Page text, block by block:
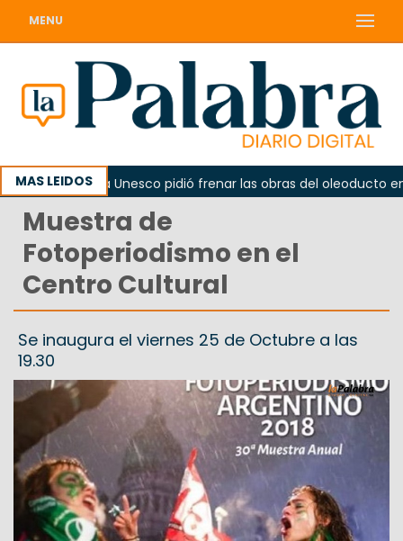
MENU
MAS LEIDOSLa Unesco pidió frenar las obras del oleoducto en
Muestra de
Fotoperiodismo en el
Centro Cultural
Se inaugura el viernes 25 de Octubre a las
19.30